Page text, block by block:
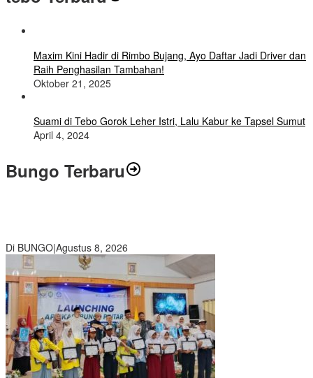
Maxim Kini Hadir di Rimbo Bujang, Ayo Daftar Jadi Driver dan
Raih Penghasilan Tambahan!
Oktober 21, 2025
Suami di Tebo Gorok Leher Istri, Lalu Kabur ke Tapsel Sumut
April 4, 2024
Bungo Terbaru
Di BUNGO|Agustus 8, 2026